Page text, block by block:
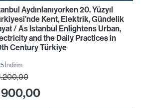
Aydınlanıyorken 20. Yüzyıl
Kent, Elektrik, Gündelik
/ As Istanbul Enlightens Urban,
and the Daily Practices in
Century Türkiye
İndirim